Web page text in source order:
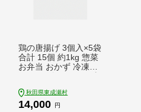
鶏の唐揚げ 3個入×5袋
合計 15個 約1kg 惣菜
お弁当 おかず 冷凍
ン レンジで簡単 唐揚
げ おつまみ 簡単調理
秋田県東成瀬村
14,000 円